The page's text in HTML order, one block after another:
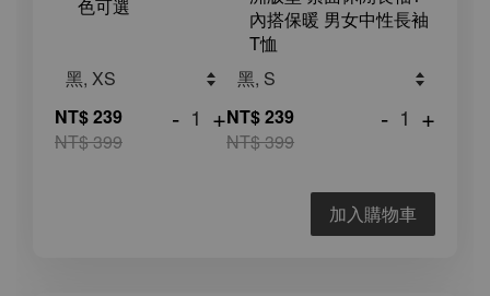
色可選
NT$ 239
NT$ 399
- +
內搭保暖 男女中性長袖
T恤
NT$ 239
NT$ 399
- +
加入購物車